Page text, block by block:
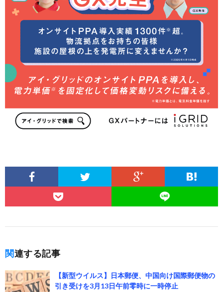
関連する記事
【新型ウイルス】日本郵便、中国向け国際郵便物の
引き受けを3月13日午前零時に一時停止